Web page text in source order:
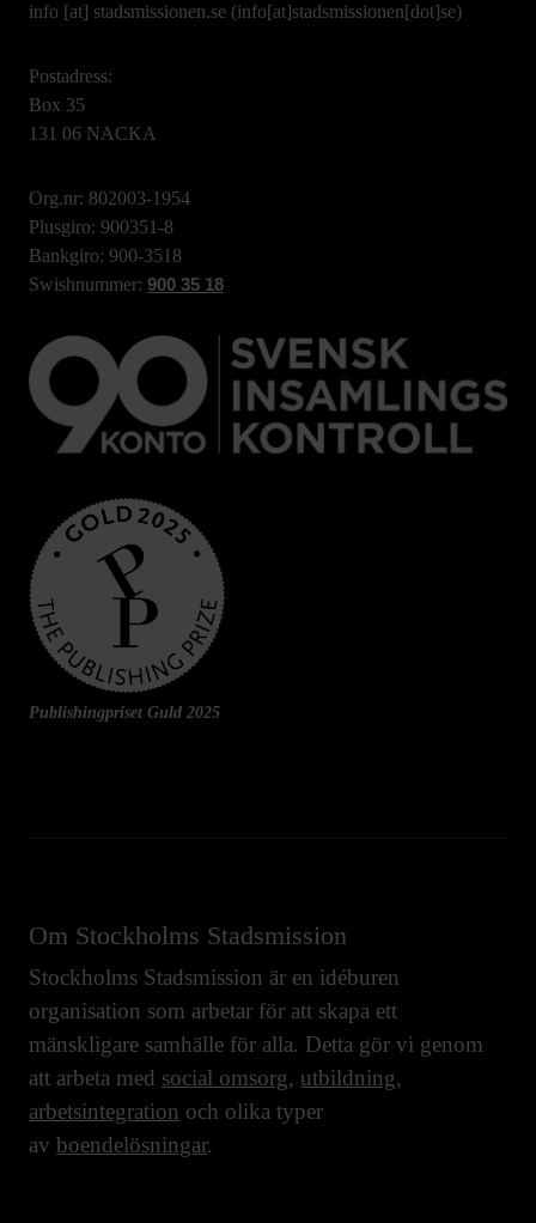
info [at] stadsmissionen.se (info[at]stadsmissionen[dot]se)
Postadress:
Box 35
131 06 NACKA
Org.nr: 802003-1954
Plusgiro: 900351-8
Bankgiro: 900-3518
Swishnummer: 900 35 18
Publishingpriset Guld 2025
Om Stockholms Stadsmission
Stockholms Stadsmission är en idéburen
organisation som arbetar för att skapa ett
mänskligare samhälle för alla. Detta gör vi genom
att arbeta med social omsorg, utbildning,
arbetsintegration och olika typer
av boendelösningar.